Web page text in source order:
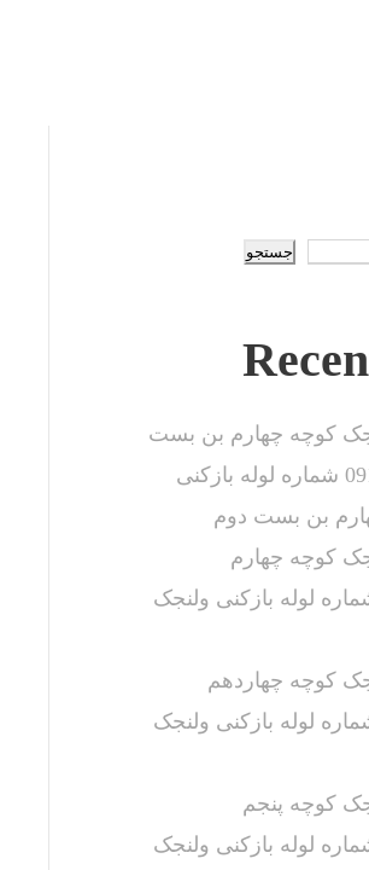
جستجو
کوچه چهارم بن بست
دوم 09129615767 شماره لوله بازکنی
بن بست دوم
کوچه چهارم
شماره لوله بازکنی ولنجک
کوچه چهاردهم
شماره لوله بازکنی ولنجک
کوچه پنجم
شماره لوله بازکنی ولنجک